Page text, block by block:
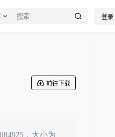
登录
前往下载
，大小为